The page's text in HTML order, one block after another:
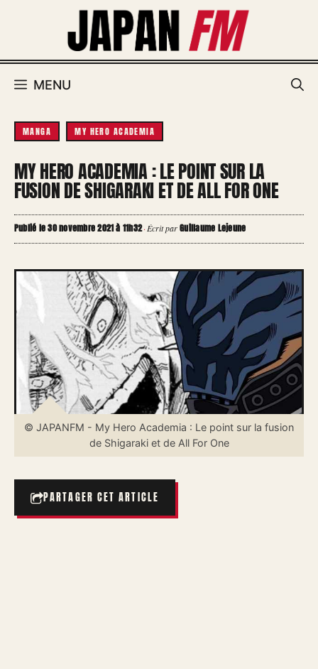
MENU
MANGA MY HERO ACADEMIA
MY HERO ACADEMIA : LE POINT SUR LA
FUSION DE SHIGARAKI ET DE ALL FOR ONE
Publié le 30 novembre 2021 à 11h32·Écrit parGuillaume Lejeune
© JAPANFM - My Hero Academia : Le point sur la fusion
de Shigaraki et de All For One
PARTAGER CET ARTICLE